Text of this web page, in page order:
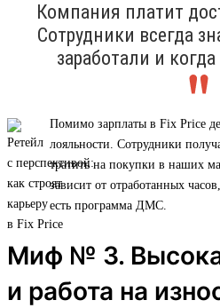
Компания платит
Сотрудники всегда
заработали и
Помимо зарплаты в Fix Price
лояльности. Сотрудники
тратить на покупки в наших
зависит от отработанных
есть программа ДМС.
Миф № 3.
и работа на